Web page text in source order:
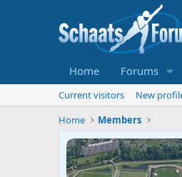
Home Forums
Current visitors New
Home
Members